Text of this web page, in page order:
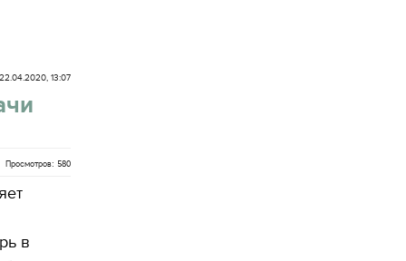
22.04.2020, 13:07
Просмотров: 580
в